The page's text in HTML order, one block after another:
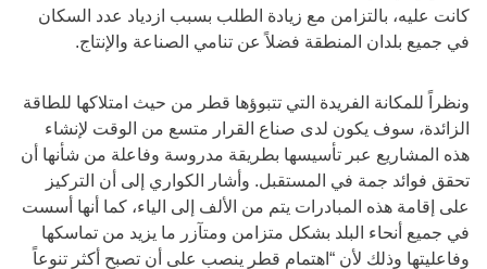
كانت عليه، بالتزامن مع زيادة الطلب بسبب ازدياد عدد السكان
في جميع بلدان المنطقة فضلاً عن تنامي الصناعة والإنتاج.
ونظراً للمكانة الفريدة التي تتبوؤها قطر من حيث امتلاكها للطاقة
الزائدة، سوف يكون لدى صناع القرار متسع من الوقت لإنشاء
هذه المشاريع عبر تأسيسها بطريقة مدروسة وفاعلة من شأنها أن
تحقق فوائد جمة في المستقبل. وأشار الكواري إلى أن التركيز
على إقامة هذه المبادرات يتم من الألف إلى الياء، كما أنها أسست
في جميع أنحاء البلد بشكل متزامن ومتآزر ما يزيد من تماسكها
وفاعليتها وذلك لأن “اهتمام قطر ينصب على أن تصبح أكثر تنوعاً